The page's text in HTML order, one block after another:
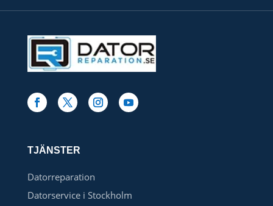
TJÄNSTER
Datorreparation
Datorservice i Stockholm